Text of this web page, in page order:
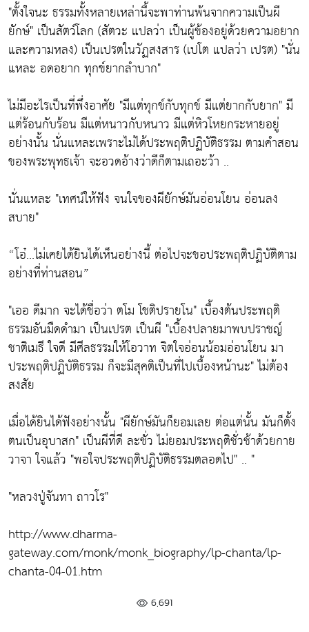
"ตั้งใจนะ ธรรมทั้งหลายเหล่านี้จะพาท่านพ้นจากความเป็นผี
ยักษ์" เป็นสัตว์โลก (สัตวะ แปลว่า เป็นผู้ข้องอยู่ด้วยความอยาก
และความหลง) เป็นเปรตในวัฏสงสาร (เปโต แปลว่า เปรต) "นั่น
แหละ อดอยาก ทุกข์ยากลำบาก"
ไม่มีอะไรเป็นที่พึ่งอาศัย "มีแต่ทุกข์กับทุกข์ มีแต่ยากกับยาก" มี
แต่ร้อนกับร้อน มีแต่หนาวกับหนาว มีแต่หิวโหยกระหายอยู่
อย่างนั้น นั่นแหละเพราะไม่ได้ประพฤติปฏิบัติธรรม ตามคำสอน
ของพระพุทธเจ้า จะอวดอ้างว่าดีก็ตามเถอะว้า ..
นั่นแหละ "เทศน์ให้ฟัง จนใจของผียักษ์มันอ่อนโยน อ่อนลง
สบาย"
“โอ๋...ไม่เคยได้ยินได้เห็นอย่างนี้ ต่อไปจะขอประพฤติปฏิบัติตาม
อย่างที่ท่านสอน”
"เออ ดีมาก จะได้ชื่อว่า ตโม โชติปรายโน" เบื้องต้นประพฤติ
ธรรมอันมืดดำมา เป็นเปรต เป็นผี "เบื้องปลายมาพบปราชญ์
ชาติเมธี ใจดี มีศีลธรรมให้โอวาท จิตใจอ่อนน้อมอ่อนโยน มา
ประพฤติปฏิบัติธรรม ก็จะมีสุคติเป็นที่ไปเบื้องหน้านะ" ไม่ต้อง
สงสัย
เมื่อได้ยินได้ฟังอย่างนั้น "ผียักษ์มันก็ยอมเลย ต่อแต่นั้น มันก็ตั้ง
ตนเป็นอุบาสก" เป็นผีที่ดี ละชั่ว ไม่ยอมประพฤติชั่วช้าด้วยกาย
วาจา ใจแล้ว "พอใจประพฤติปฏิบัติธรรมตลอดไป" .. "
"หลวงปู่จันทา ถาวโร"
http://www.dharma-
gateway.com/monk/monk_biography/lp-chanta/lp-
chanta-04-01.htm
6,691